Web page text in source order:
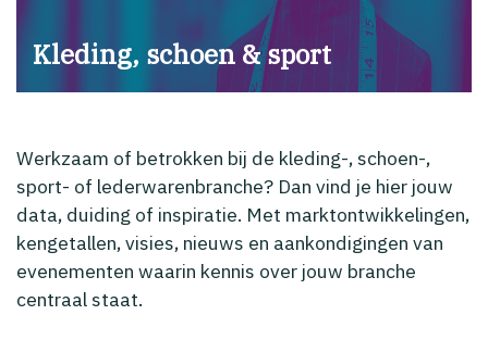
Kleding, schoen & sport
Werkzaam of betrokken bij de kleding-, schoen-,
sport- of lederwarenbranche? Dan vind je hier jouw
data, duiding of inspiratie. Met marktontwikkelingen,
kengetallen, visies, nieuws en aankondigingen van
evenementen waarin kennis over jouw branche
centraal staat.